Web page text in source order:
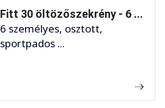
Fitt 30 öltözőszekrény - 6 ...
6 személyes, osztott,
sportpados ...